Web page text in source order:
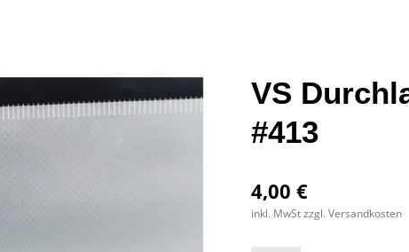
VS
#413
4,00 €
inkl. MwSt zzgl. Versandkosten